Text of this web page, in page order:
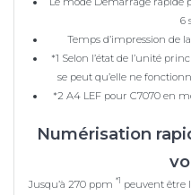
6
Temps d’impression de
*1 Selon l’état de l’unité
se peut qu’elle ne
*2 A4 LEF pour C7070 en
Numérisation
Jusqu’à 270 ppm *1 peuvent être